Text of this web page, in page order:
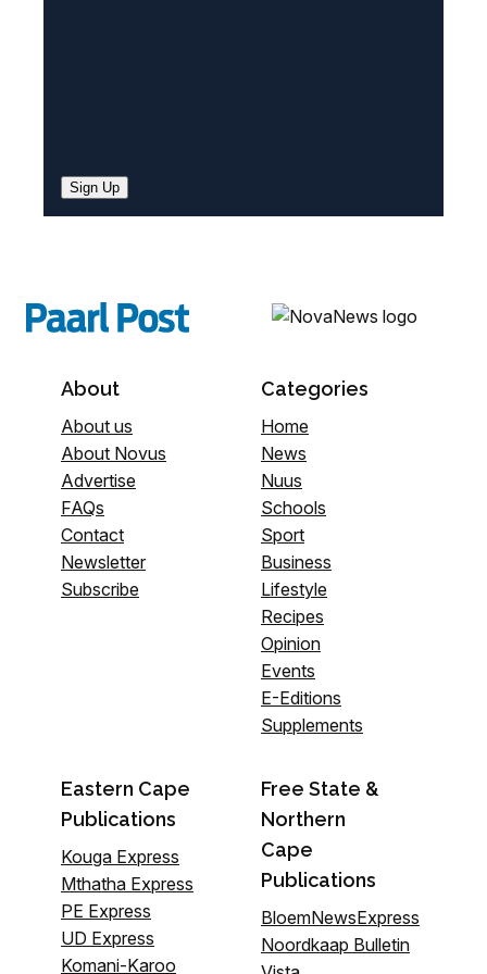
Sign Up
About
About us
About Novus
Advertise
FAQs
Contact
Newsletter
Subscribe
Categories
Home
News
Nuus
Schools
Sport
Business
Lifestyle
Recipes
Opinion
Events
E-Editions
Supplements
Eastern Cape
Publications
Kouga Express
Mthatha Express
PE Express
UD Express
Komani-Karoo
Free State &
Northern
Cape
Publications
BloemNewsExpress
Noordkaap Bulletin